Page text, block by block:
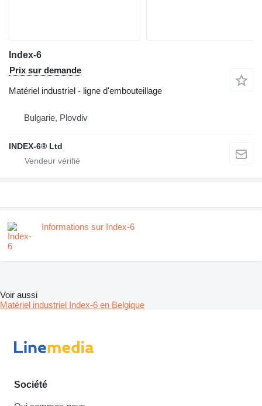
Index-6
Prix sur demande
Matériel industriel - ligne d'embouteillage
Bulgarie, Plovdiv
INDEX-6® Ltd
Informations sur Index-6
Voir aussi
Matériel industriel Index-6 en Belgique
Société